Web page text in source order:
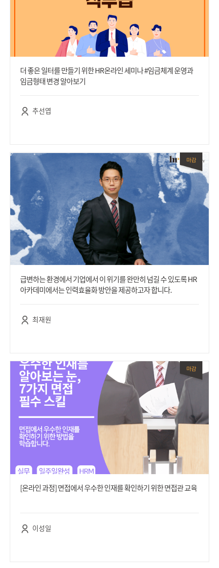
더 좋은 일터를 만들기 위한 HR온라인 세미나 #임금체계 운영과
임금형태 변경 알아보기
추선엽
급변하는 환경에서 기업에서 이 위기를 완만히 넘길 수 있도록 HR
아카데미에서는 인력효율화 방안을 제공하고자 합니다.
최재원
[온라인 과정] 면접에서 우수한 인재를 확인하기 위한 면접관 교육
이성일